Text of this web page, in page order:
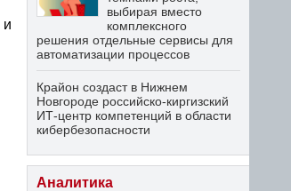
и
выбирая вместо
комплексного
решения отдельные сервисы для
автоматизации процессов
Крайон создаст в Нижнем
Новгороде российско-киргизский
ИТ-центр компетенций в области
кибербезопасности
Аналитика